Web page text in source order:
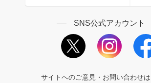
SNS公式アカウント
サイトへのご意見・お問い合わせ